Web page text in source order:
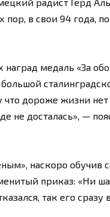
в свои 94 года,
медаль «За
что дороже жизни нет
не досталась», —
наскоро обучив
приказ: «Ни
так его